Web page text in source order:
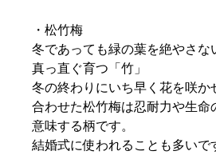
・松竹梅
冬であっても緑の葉を絶やさな
真っ直ぐ育つ「竹」
冬の終わりにいち早く花を咲か
合わせた松竹梅は忍耐力や生命
意味する柄です。
結婚式に使われることも多いで